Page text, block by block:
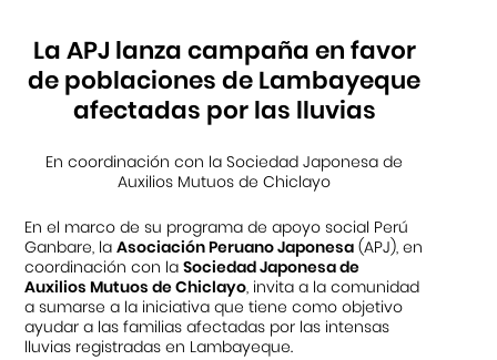
La APJ lanza campaña en favor
de poblaciones de Lambayeque
afectadas por las lluvias
En coordinación con la Sociedad Japonesa de
Auxilios Mutuos de Chiclayo
En el marco de su programa de apoyo social Perú
Ganbare, laAsociación Peruano Japonesa (APJ), en
coordinación con laSociedad Japonesa de
Auxilios Mutuos de Chiclayo, invita a la comunidad
a sumarse a la iniciativa que tiene como objetivo
ayudar a las familias afectadas por las intensas
lluvias registradas en Lambayeque.